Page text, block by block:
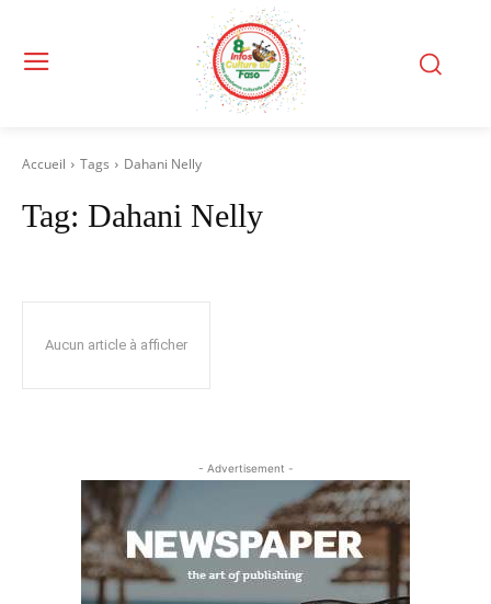
Accueil Tags Dahani Nelly
Tag: Dahani Nelly
Aucun article à afficher
- Advertisement -